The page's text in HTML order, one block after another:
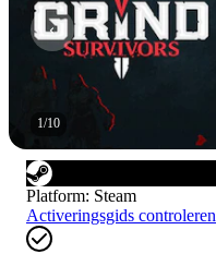
1/10
Platform: Steam
Activeringsgids controleren